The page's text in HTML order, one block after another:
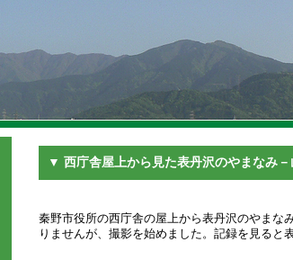
▼ 西庁舎屋上から見た表丹沢のやまなみ
秦野市役所の西庁舎の屋上から表丹沢のやまな
りませんが、撮影を始めました。記録を見ると